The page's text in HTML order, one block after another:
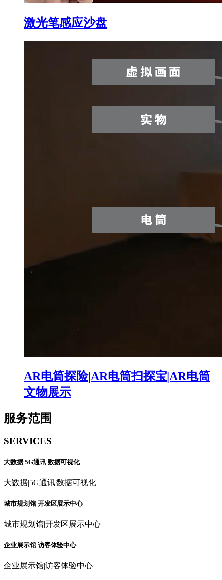
激光笔感应沙盘
AR电筒探险|AR电筒扫探宝|AR电筒
文物展示
服务范围
SERVICES
大数据|5G通讯|数据可视化
大数据|5G通讯|数据可视化
城市规划馆|开发区展示中心
城市规划馆|开发区展示中心
企业展示馆|访客体验中心
企业展示馆|访客体验中心